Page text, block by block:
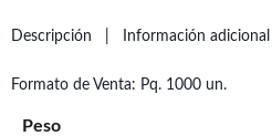
Descripción Información adicional
Formato de Venta: Pq. 1000 un.
Peso